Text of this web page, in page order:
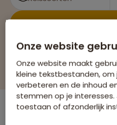
Filteren
Onze website
Onze website maakt
kleine tekstbestanden, om
verbeteren en de inhoud
stemmen op je interesses.
toestaan of afzonderlijk